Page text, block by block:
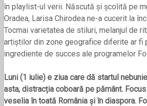
în playlist-ul verii. Născută și școlită pe
Oradea, Larisa Chirodea ne-a cucerit la
Tocmai varietatea de stiluri, melanjul de
artiștilor din zone geografice diferite ar fi
ingrediente de succes ale programelor
Luni (1 iulie) e ziua care dă startul
asta, distracția coboară pe pământ.
veselia în toată România și în diaspora.